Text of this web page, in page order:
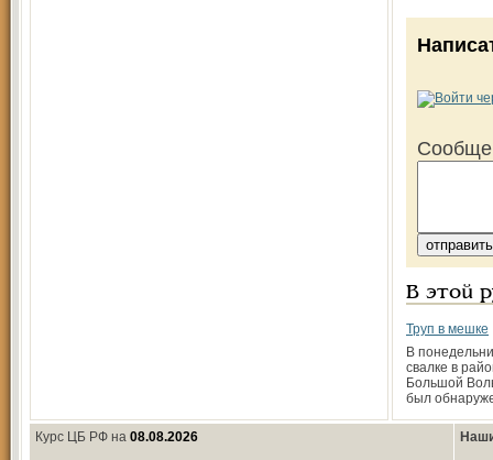
В этой
Труп в мешке
В
свалке в
Большой
был
Курс ЦБ РФ на 08.08.2026